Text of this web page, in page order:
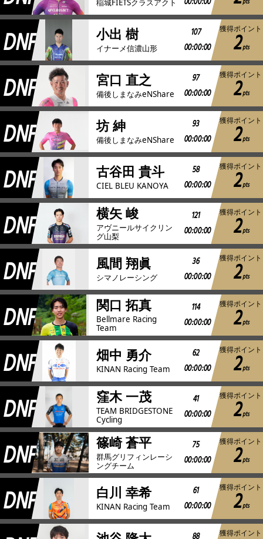
稲城FIETSクラスアクト
DNF 小出 樹
イナーメ信濃山形
107
00:00:00
獲得ポイント
2pts
DNF 宮口 直之
備後しまなみeNShare
97
00:00:00
獲得ポイント
2pts
DNF 坊 紳
備後しまなみeNShare
93
00:00:00
獲得ポイント
2pts
DNF 古谷田 貴斗
CIEL BLEU KANOYA
58
00:00:00
獲得ポイント
2pts
DNF 横矢 峻
アヴニールサイクリン
グ山梨
121
00:00:00
獲得ポイント
2pts
DNF 風間 翔眞
シマノレーシング
36
00:00:00
獲得ポイント
2pts
DNF 関口 拓真
Bellmare Racing
Team
114
00:00:00
獲得ポイント
2pts
DNF 畑中 勇介
KINAN Racing Team
62
00:00:00
獲得ポイント
2pts
DNF 窪木 一茂
TEAM BRIDGESTONE
Cycling
41
00:00:00
獲得ポイント
2pts
DNF 篠崎 蒼平
群馬グリフィンレーシ
ングチーム
75
00:00:00
獲得ポイント
2pts
DNF 白川 幸希
KINAN Racing Team
61
00:00:00
獲得ポイント
2pts
獲得ポイント